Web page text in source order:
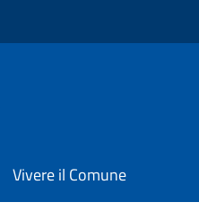
Vivere il Comune